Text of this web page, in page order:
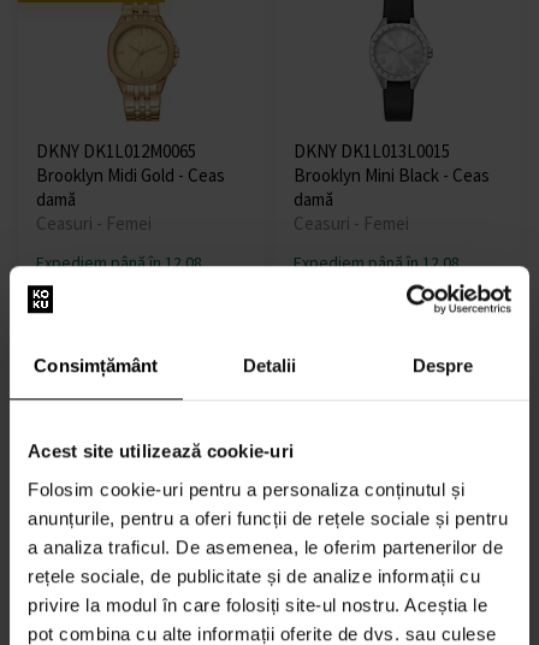
Consimțământ Detalii Despre
Acest site utilizează cookie-uri
Folosim cookie-uri pentru a personaliza conținutul și
anunțurile, pentru a oferi funcții de rețele sociale și pentru
a analiza traficul. De asemenea, le oferim partenerilor de
rețele sociale, de publicitate și de analize informații cu
privire la modul în care folosiți site-ul nostru. Aceștia le
pot combina cu alte informații oferite de dvs. sau culese
DKNY DK1L012M0065
Brooklyn Midi Gold - Ceas
damă
Ceasuri - Femei
Expediem până în 12.08.
DKNY DK1L013L0015
Brooklyn Mini Black - Ceas
damă
Ceasuri - Femei
Expediem până în 12.08.
DKNY DK1L013L0025
Brooklyn Mini Light Brown
Ceasuri - Femei
DKNY DK1L016L0015
Chambers Midi Black - Ceas
damă
Ceasuri - Femei